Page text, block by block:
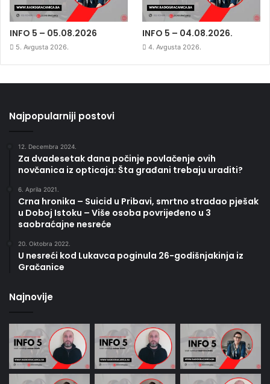
INFO 5 – 05.08.2026
5. Avgusta 2026.
INFO 5 – 04.08.2026.
4. Avgusta 2026.
Najpopularniji postovi
12. Decembra 2024.
Za dvadesetak dana počinje povlačenje ovih
novčanica iz opticaja: Šta građani trebaju uraditi?
6. Aprila 2021.
Crna hronika – Suicid u Pribavi, smrtno stradao pješak
u Doboj Istoku – Više osoba povrijeđeno u 3
saobraćajne nesreće
20. Oktobra 2022.
U nesreći kod Lukavca poginula 26-godišnjakinja iz
Gračanice
Najnovije